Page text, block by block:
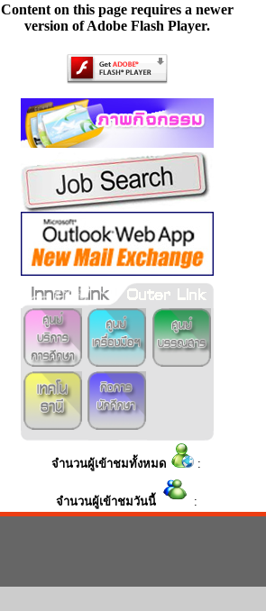
Content on this page requires a newer
version of Adobe Flash Player.
จำนวนผู้เข้าชมทั้งหมด :
จำนวนผู้เข้าชมวันนี้ :